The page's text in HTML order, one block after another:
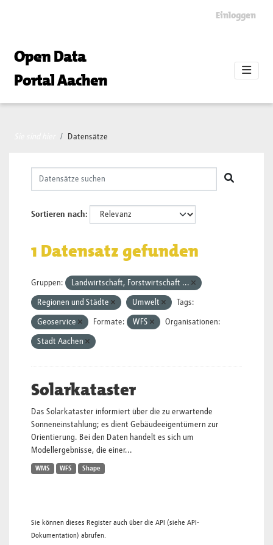
Einloggen
Open Data
Portal Aachen
Datensätze
Sortieren nach
1 Datensatz gefunden
Gruppen: Landwirtschaft, Forstwirtschaft ...
Regionen und Städte Umwelt Tags:
Geoservice Formate: WFS Organisationen:
Stadt Aachen
Solarkataster
Das Solarkataster informiert über die zu erwartende
Sonneneinstahlung; es dient Gebäudeeigentümern zur
Orientierung. Bei den Daten handelt es sich um
Modellergebnisse, die einer...
WMS WFS Shape
Sie können dieses Register auch über die API (siehe API-
Dokumentation) abrufen.